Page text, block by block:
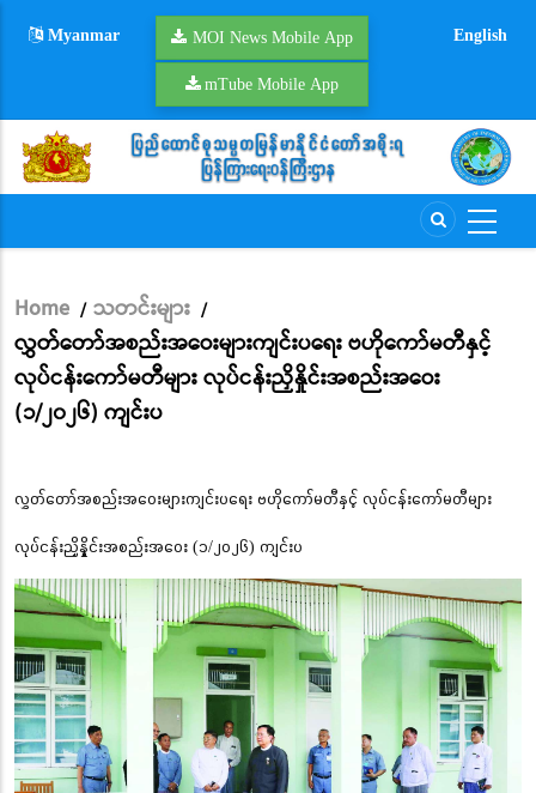
Myanmar MOI News Mobile App
mTube Mobile App
English
Breadcrumb
Home / သတင်းများ /
လွှတ်တော်အစည်းအဝေးများကျင်းပရေး ဗဟိုကော်မတီနှင့်
လုပ်ငန်းကော်မတီများ လုပ်ငန်းညှိနှိုင်းအစည်းအဝေး
(၁/၂၀၂၆) ကျင်းပ
လွှတ်တော်အစည်းအဝေးများကျင်းပရေး ဗဟိုကော်မတီနှင့် လုပ်ငန်းကော်မတီများ
လုပ်ငန်းညှိနှိုင်းအစည်းအဝေး (၁/၂၀၂၆) ကျင်းပ